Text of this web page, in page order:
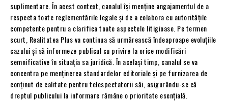
suplimentare. În acest context, canalul își menține angajamentul de a
respecta toate reglementările legale și de a colabora cu autoritățile
competente pentru a clarifica toate aspectele litigioase. Pe termen
scurt, Realitatea Plus va continua să urmărească îndeaproape evoluțiile
cazului și să informeze publicul cu privire la orice modificări
semnificative în situația sa juridică. În același timp, canalul se va
concentra pe menținerea standardelor editoriale și pe furnizarea de
conținut de calitate pentru telespectatorii săi, asigurându-se că
dreptul publicului la informare rămâne o prioritate esențială.